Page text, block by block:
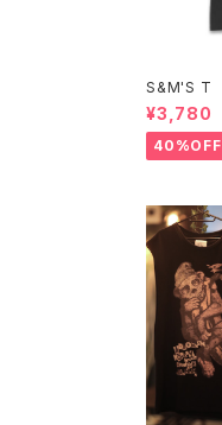
S&M'S T
¥3,780
40%OFF